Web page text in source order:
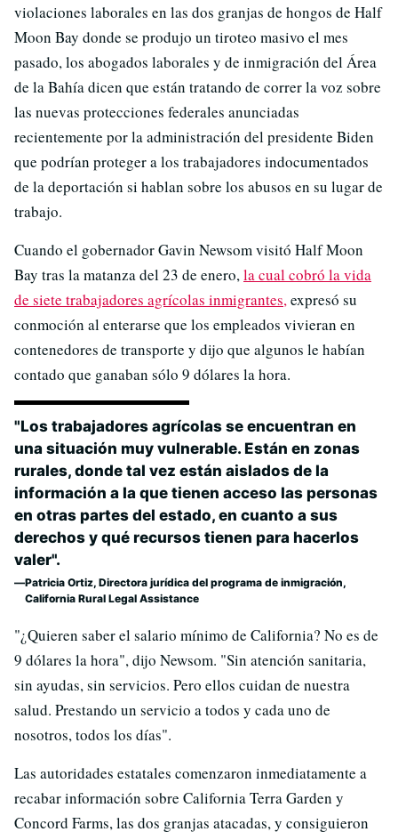
violaciones laborales en las dos granjas de hongos de Half
Moon Bay donde se produjo un tiroteo masivo el mes
pasado, los abogados laborales y de inmigración del Área
de la Bahía dicen que están tratando de correr la voz sobre
las nuevas protecciones federales anunciadas
recientemente por la administración del presidente Biden
que podrían proteger a los trabajadores indocumentados
de la deportación si hablan sobre los abusos en su lugar de
trabajo.
Cuando el gobernador Gavin Newsom visitó Half Moon
Bay tras la matanza del 23 de enero,la cual cobró la vida
de siete trabajadores agrícolas inmigrantes,expresó su
conmoción al enterarse que los empleados vivieran en
contenedores de transporte y dijo que algunos le habían
contado que ganaban sólo 9 dólares la hora.
"Los trabajadores agrícolas se encuentran en
una situación muy vulnerable. Están en zonas
rurales, donde tal vez están aislados de la
información a la que tienen acceso las personas
en otras partes del estado, en cuanto a sus
derechos y qué recursos tienen para hacerlos
valer".
Patricia Ortiz, Directora jurídica del programa de inmigración,
California Rural Legal Assistance
"¿Quieren saber el salario mínimo de California? No es de
9 dólares la hora", dijo Newsom. "Sin atención sanitaria,
sin ayudas, sin servicios. Pero ellos cuidan de nuestra
salud. Prestando un servicio a todos y cada uno de
nosotros, todos los días".
Las autoridades estatales comenzaron inmediatamente a
recabar información sobre California Terra Garden y
Concord Farms, las dos granjas atacadas, y consiguieron